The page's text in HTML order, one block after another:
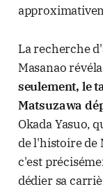
La recherche
Masanao
seulement, le
Matsuzawa
Okada Yasuo,
de l'histoire de
c'est
dédier sa